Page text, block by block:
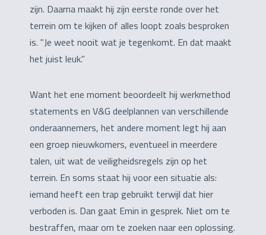
zijn. Daarna maakt hij zijn eerste ronde over het
terrein om te kijken of alles loopt zoals besproken
is. "Je weet nooit wat je tegenkomt. En dat maakt
het juist leuk."
Want het ene moment beoordeelt hij werkmethod
statements en V&G deelplannen van verschillende
onderaannemers, het andere moment legt hij aan
een groep nieuwkomers, eventueel in meerdere
talen, uit wat de veiligheidsregels zijn op het
terrein. En soms staat hij voor een situatie als:
iemand heeft een trap gebruikt terwijl dat hier
verboden is. Dan gaat Emin in gesprek. Niet om te
bestraffen, maar om te zoeken naar een oplossing.